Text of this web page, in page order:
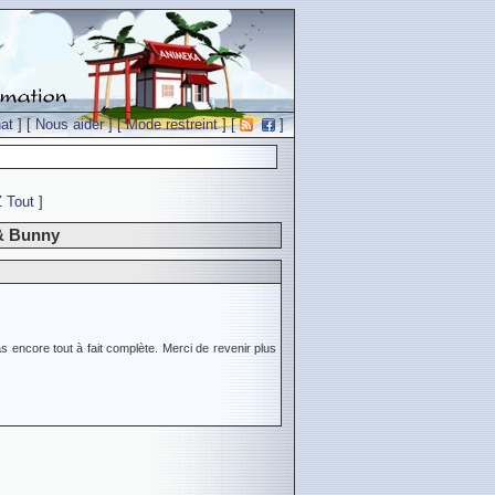
] [Nous aider] [Mode restreint] [ ]
Tout ]
Bunny
encore tout à fait complète. Merci de revenir plus